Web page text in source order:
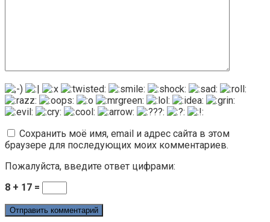
Сохранить моё имя, email и адрес сайта в этом
браузере для последующих моих комментариев.
Пожалуйста, введите ответ цифрами:
8 + 17 =